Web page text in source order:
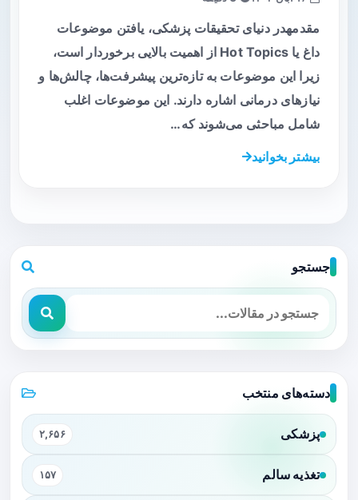
مقدمهدر دنیای تحقیقات پزشکی، یافتن موضوعات
داغ یا Hot Topics از اهمیت بالایی برخوردار است،
زیرا این موضوعات به تازه‌ترین پیشرفت‌ها، چالش‌ها و
نیازهای درمانی اشاره دارند. این موضوعات اغلب
شامل مباحثی می‌شوند که…
بیشتر بخوانید
جستجو
دسته‌های منتخب
پزشکی ۲,۶۵۶
تغذیه سالم ۱۵۷